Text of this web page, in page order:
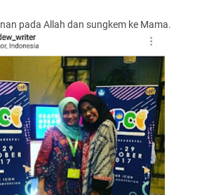
pada Allah dan sungkem ke Mama.